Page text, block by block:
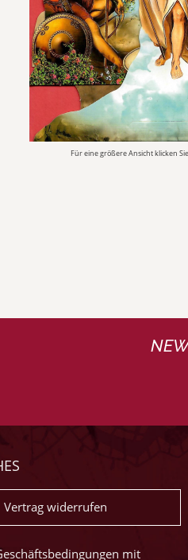
Für eine größere Ansicht klicken
Vertrag widerrufen
mit